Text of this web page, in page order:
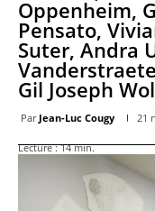
Oppenheim,
Pensato,
Suter, Andra
Gil Joseph
Par Jean-Luc Cougy 21
Lecture :14min.